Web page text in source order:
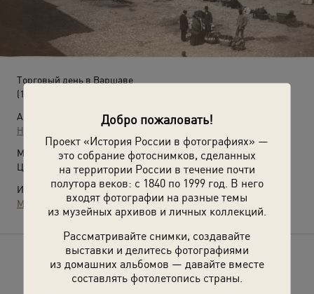
Добро пожаловать!
Проект «История России в фотографиях» —
это собрание фотоснимков, сделанных
на территории России в течение почти
полутора веков: с 1840 по 1999 год. В него
входят фотографии на разные темы
из музейных архивов и личных коллекций.
Рассматривайте снимки, создавайте
выставки и делитесь фотографиями
из домашних альбомов — давайте вместе
составлять фотолетопись страны.
Торговый день в Варшаве
(1870-е)
Автор:
Неизвестный автор
Место съемки:
Царство Польское, г. Варшава
Источники:
МАММ / МДФ
Расскажите друзьям об этом фото